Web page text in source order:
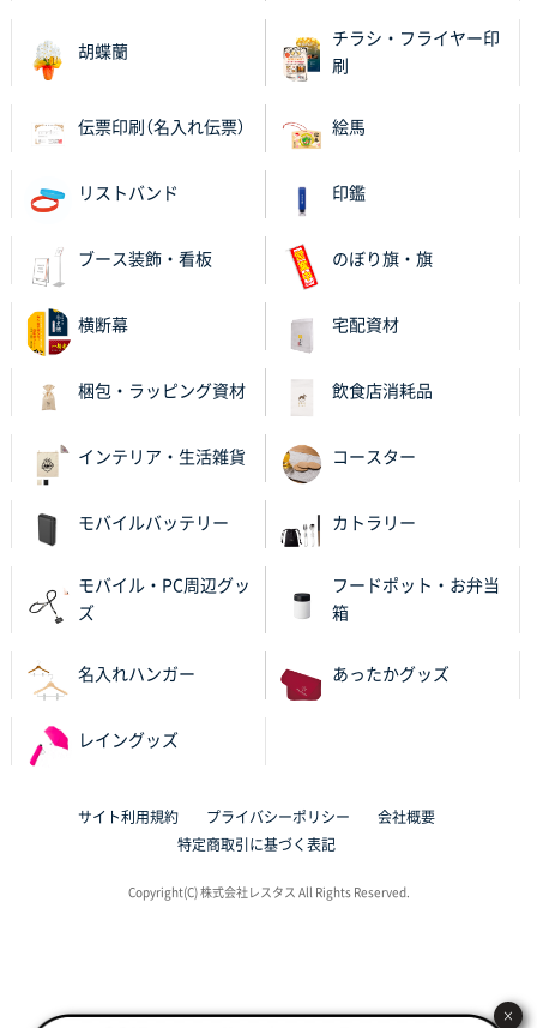
【ポリ袋】特別ご注文ページ3000枚
比較して決めさせていただきました。 昨年注文分も、
納期がギリギリだったにも関わらず、丁寧に対応して
頂きました。 今回も無理を言っておりますが、丁寧な
対応を頂いており助かっております。
2025年11月05日 11:13
不織布スクエアトート(A4サイズ) 300枚
バリエーション
岡山県K社様
ワンポイントポリ袋 A4サイズ1000枚
ワンポイントポリ袋 A4サイズ
ブックメモ付箋200枚
群馬県K社様
胡蝶蘭
チラシ・フライヤー印
刷
伝票印刷（名入れ伝票） 絵馬
リストバンド 印鑑
ブース装飾・看板 のぼり旗・旗
横断幕 宅配資材
梱包・ラッピング資材 飲食店消耗品
インテリア・生活雑貨 コースター
モバイルバッテリー カトラリー
モバイル・PC周辺グッ
ズ
フードポット・お弁当
箱
名入れハンガー あったかグッズ
レイングッズ
サイト利用規約 プライバシーポリシー
会社概要
特定商取引に基づく表記
Copyright(C) 株式会社レスタス All Rights Reserved.
×